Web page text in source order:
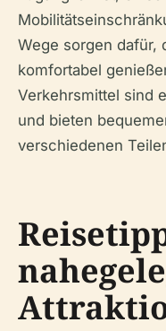
Wege sorgen dafür,
komfortabel
Verkehrsmittel sind
und bieten
verschiedenen